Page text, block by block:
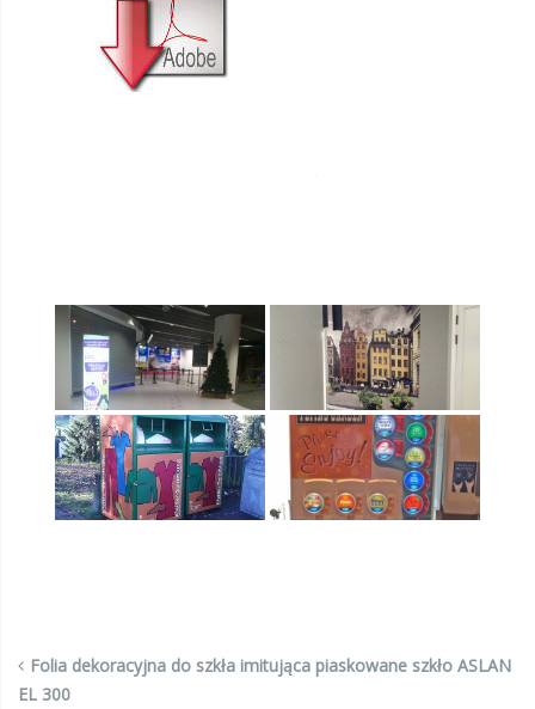
Folia dekoracyjna do szkła imitująca piaskowane szkło ASLAN
EL 300